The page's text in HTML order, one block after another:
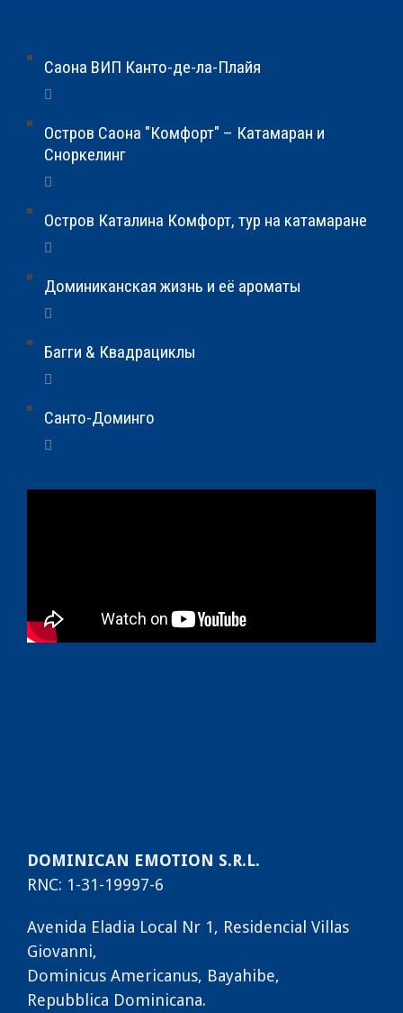
Саона ВИП Канто-де-ла-Плайя
Остров Саона "Комфорт" – Катамаран и
Сноркелинг
Остров Каталина Комфорт, тур на катамаране
Доминиканская жизнь и её ароматы
Багги & Квадрациклы
Санто-Доминго
DOMINICAN EMOTION S.R.L.
RNC: 1-31-19997-6
Avenida Eladia Local Nr 1, Residencial Villas
Giovanni,
Dominicus Americanus, Bayahibe,
Repubblica Dominicana.